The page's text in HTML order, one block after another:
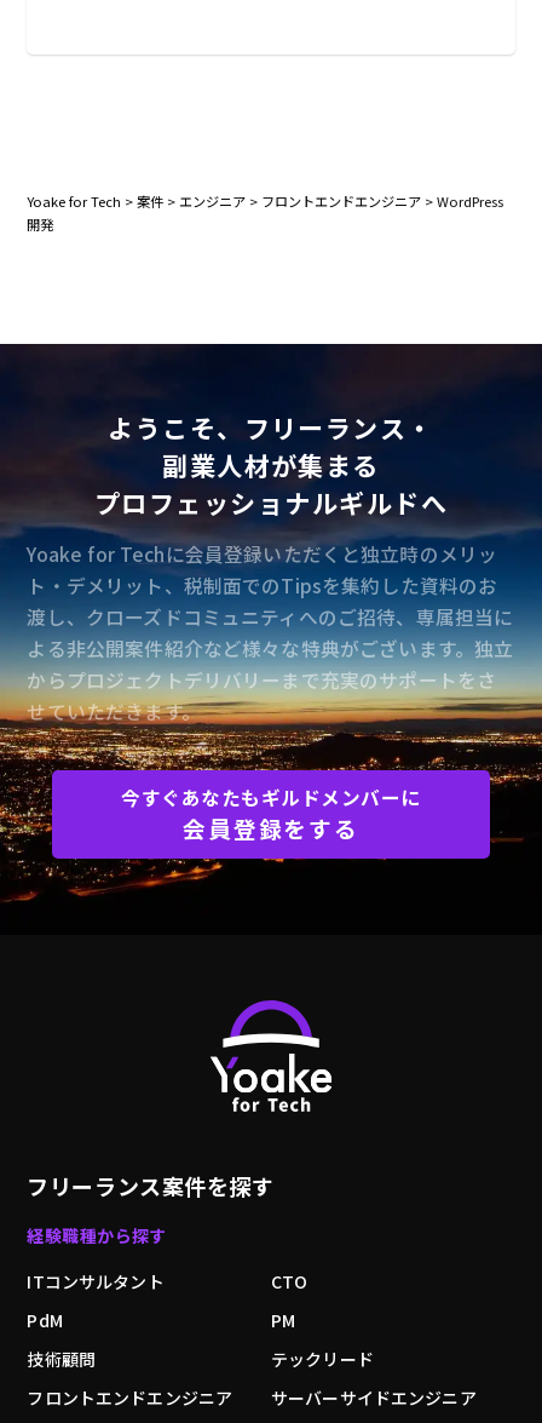
Yoake for Tech >案件 > エンジニア > フロントエンドエンジニア >WordPress
開発
ようこそ、フリーランス・
副業人材が集まる
プロフェッショナルギルドへ
Yoake for Techに会員登録いただくと独立時のメリッ
ト・デメリット、税制面でのTipsを集約した資料のお
渡し、クローズドコミュニティへのご招待、専属担当に
よる非公開案件紹介など様々な特典がございます。独立
からプロジェクトデリバリーまで充実のサポートをさ
せていただきます。
今すぐあなたもギルドメンバーに
会員登録をする
フリーランス案件を探す
経験職種から探す
ITコンサルタント
CTO
PdM
PM
技術顧問
テックリード
フロントエンドエンジニア
サーバーサイドエンジニア